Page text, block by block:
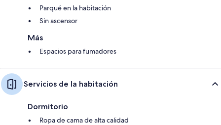
Parqué en la habitación
Sin ascensor
Más
Espacios para fumadores
Servicios de la habitación
Dormitorio
Ropa de cama de alta calidad